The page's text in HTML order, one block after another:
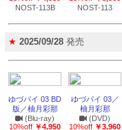
NOST-113B
NOST-113
★ 2025/09/28 発売
ゆづパイ 03 BD
版／柚月彩那
(Blu-ray)
10%off ￥4,950
ゆづパイ 03／
柚月彩那
(DVD)
10%off ￥3,960